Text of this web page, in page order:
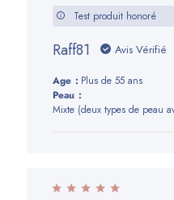
Test produit honoré
Raff81 Avis Vérifié
Age:
Plus de 55 ans
Peau:
Mixte (deux types de peau